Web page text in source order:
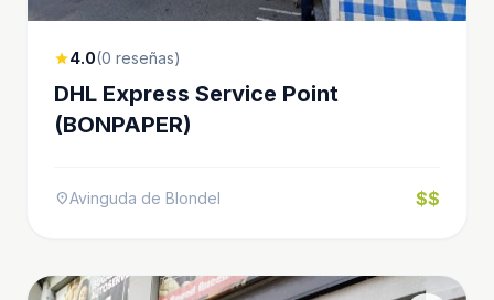
star4.0(0 reseñas)
DHL Express Service Point
(BONPAPER)
location_onAvinguda de Blondel $$